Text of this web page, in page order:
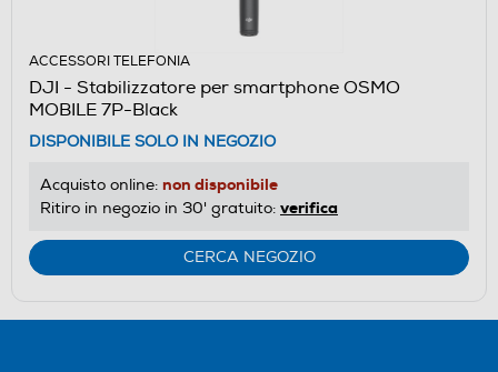
ACCESSORI TELEFONIA
DJI - Stabilizzatore per smartphone OSMO
MOBILE 7P-Black
DISPONIBILE SOLO IN NEGOZIO
Acquisto online: non disponibile
Ritiro in negozio in 30' gratuito: verifica
CERCA NEGOZIO